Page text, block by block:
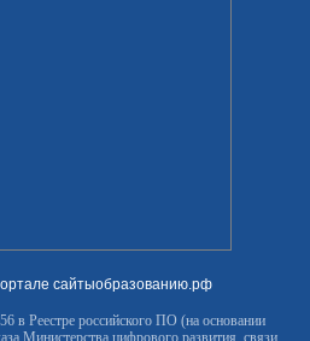
сайтыобразованию.рф
в Реестре российского ПО (на основании
Министерства цифрового развития, связи